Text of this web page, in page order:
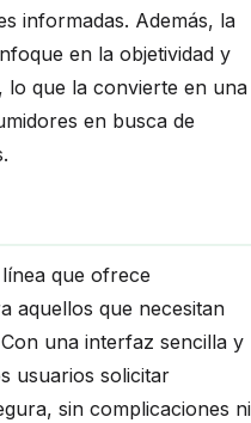
informadas. Además, la
en la objetividad y
lo que la convierte en una
en busca de
que ofrece
aquellos que necesitan
una interfaz sencilla y
usuarios solicitar
sin complicaciones ni